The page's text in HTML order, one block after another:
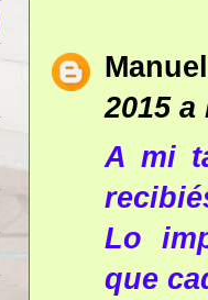
2015 a
A mi
Lo
que